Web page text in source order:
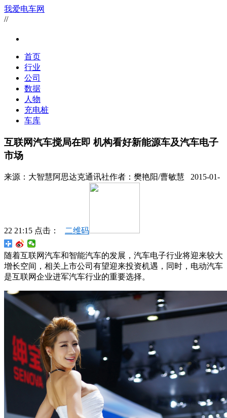
我爱电车网
//
首页
行业
公司
数据
人物
充电桩
车库
互联网汽车搅局在即 机构看好新能源车及汽车电子
市场
来源： 大智慧阿思达克通讯社作者： 樊艳阳/曹敏慧 2015-01-
22 21:15 点击： 二维码
随着互联网汽车和智能汽车的发展，汽车电子行业将迎来较大
增长空间，相关上市公司有望迎来投资机遇，同时，电动汽车
是互联网企业进军汽车行业的重要选择。